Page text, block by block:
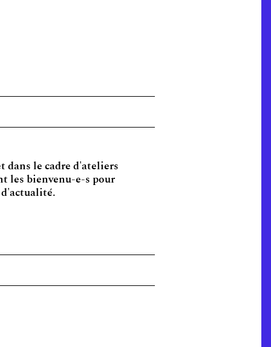
dans le cadre d'ateliers
les bienvenu-e-s pour